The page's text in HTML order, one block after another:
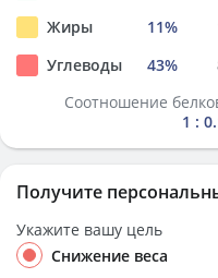
Жиры
11%
Углеводы
43%
Соотношение
1 :
Получите
Укажите вашу цель
Снижение веса